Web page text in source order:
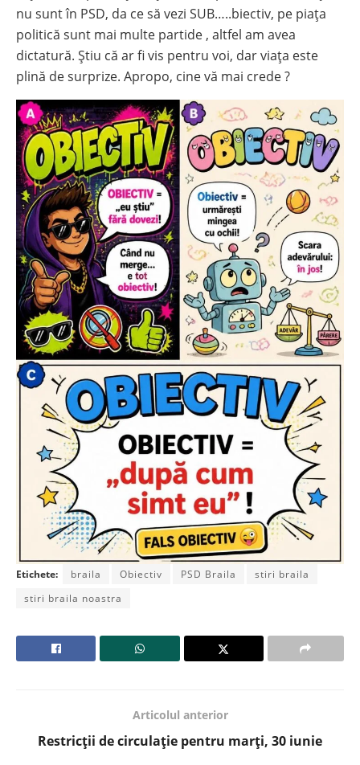
nu sunt în PSD, da ce să vezi SUB…..biectiv, pe piața
politică sunt mai multe partide , altfel am avea
dictatură. Știu că ar fi vis pentru voi, dar viața este
plină de surprize. Apropo, cine vă mai crede ?
Etichete: braila Obiectiv PSD Braila
stiri braila
stiri braila noastra
Articolul anterior
Restricții de circulație pentru marți, 30 iunie